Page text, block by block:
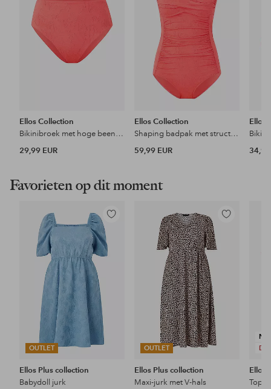
Ellos Collection
Bikinibroek met hoge beenuitsnijding
29,99 EUR
Ellos Collection
Shaping badpak met structuur
59,99 EUR
Ellos
34,99
Favorieten op dit moment
OUTLET
Toevoegen
aan
favorieten
Ellos Plus collection
Babydoll jurk
OUTLET
Toevoegen
Ellos Plus collection
Maxi-jurk met V-hals
Ellos
Topje